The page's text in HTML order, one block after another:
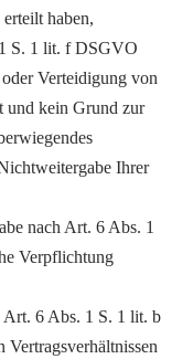
haben,
S. 1 lit. f DSGVO
Verteidigung von
und kein Grund zur
Ihrer
nach Art. 6 Abs. 1
Verpflichtung
Art. 6 Abs. 1 S. 1 lit. b